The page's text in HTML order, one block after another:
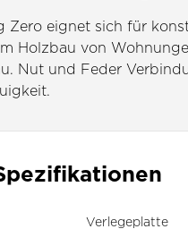
Zero eignet sich für
Holzbau von
Nut und Feder
Verlegeplatte